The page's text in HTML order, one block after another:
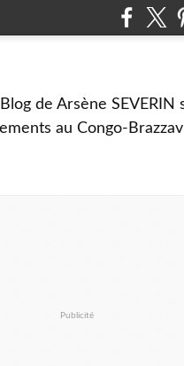
de Arsène
au Congo-
Publicité